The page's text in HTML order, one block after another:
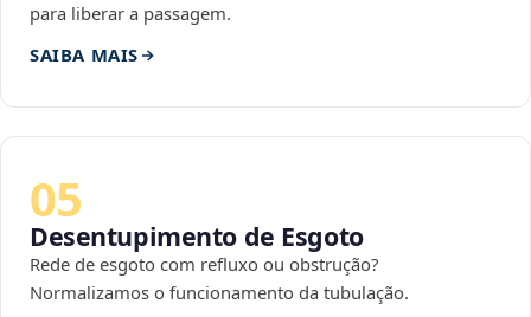
para liberar a passagem.
SAIBA MAIS
05
Desentupimento de Esgoto
Rede de esgoto com refluxo ou obstrução?
Normalizamos o funcionamento da tubulação.